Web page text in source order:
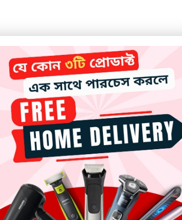
trimming with durability.
in 1.5 hours and provides90 minutesof usage.
beard and hair styles.
length and style.
while traveling.
grip with easy handling.